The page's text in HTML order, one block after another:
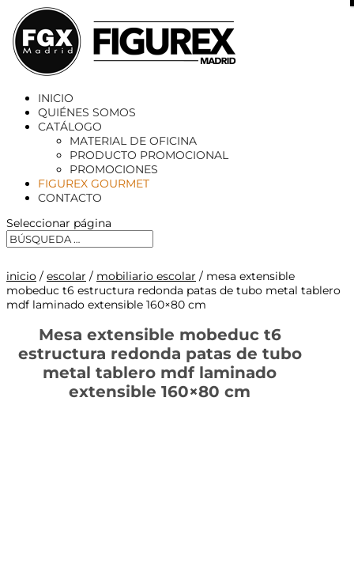
INICIO
QUIÉNES SOMOS
CATÁLOGO
MATERIAL DE OFICINA
PRODUCTO PROMOCIONAL
PROMOCIONES
FIGUREX GOURMET
CONTACTO
Seleccionar página
inicio / escolar / mobiliario escolar / mesa extensible
mobeduc t6 estructura redonda patas de tubo metal tablero
mdf laminado extensible 160×80 cm
Mesa extensible mobeduc t6
estructura redonda patas de tubo
metal tablero mdf laminado
extensible 160×80 cm